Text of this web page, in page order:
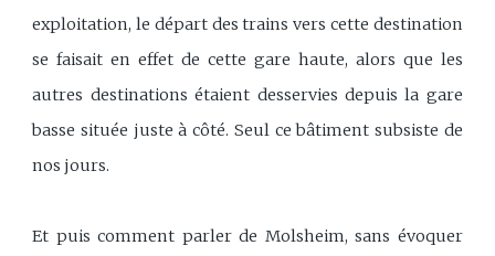
exploitation, le départ des trains vers cette destination
se faisait en effet de cette gare haute, alors que les
autres destinations étaient desservies depuis la gare
basse située juste à côté. Seul ce bâtiment subsiste de
nos jours.
Et puis comment parler de Molsheim, sans évoquer